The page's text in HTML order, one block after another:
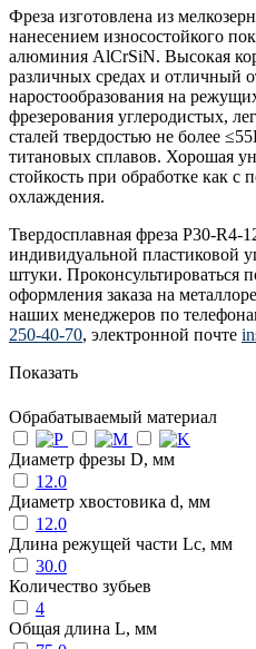
Фреза изготовлена из
нанесением износостойкого
алюминия AlCrSiN. Высокая
различных средах и отличный
наростообразования на
фрезерования углеродистых,
сталей твердостью не более
титановых сплавов. Хорошая
стойкость при обработке как
охлаждения.
Твердосплавная фреза P30-R4-
индивидуальной пластиковой
штуки. Проконсультироваться
оформления заказа на
наших менеджеров по
250-40-70, электронной почте
Показать
Обрабатываемый материал
Диаметр фрезы D, мм
12.0
Диаметр хвостовика d, мм
12.0
Длина режущей части Lc, мм
30.0
Количество зубьев
4
Общая длина L, мм